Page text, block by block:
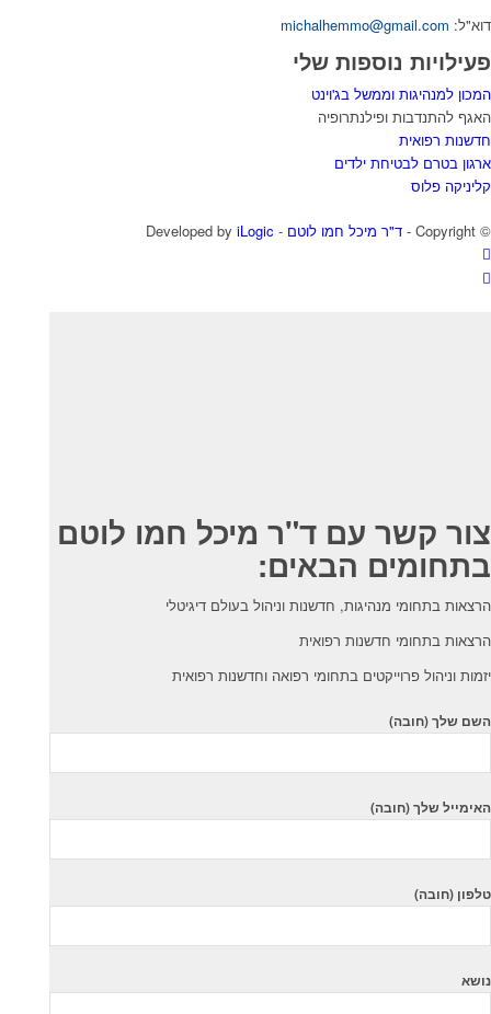
דוא"ל: michalhemmo@gmail.com
פעילויות נוספות שלי
המכון למנהיגות וממשל בג'וינט
האגף להתנדבות ופילנתרופיה
חדשנות רפואית
ארגון בטרם לבטיחת ילדים
קליניקה פלוס
© ‫Copyright - ד"ר מיכל חמו לוטם - Developed by
iLogic
צור קשר עם ד"ר מיכל חמו לוטם
בתחומים הבאים:
הרצאות בתחומי מנהיגות, חדשנות וניהול בעולם דיגיטלי
הרצאות בתחומי חדשנות רפואית
יזמות וניהול פרוייקטים בתחומי רפואה וחדשנות רפואית
השם שלך (חובה)
האימייל שלך (חובה)
טלפון (חובה)
נושא